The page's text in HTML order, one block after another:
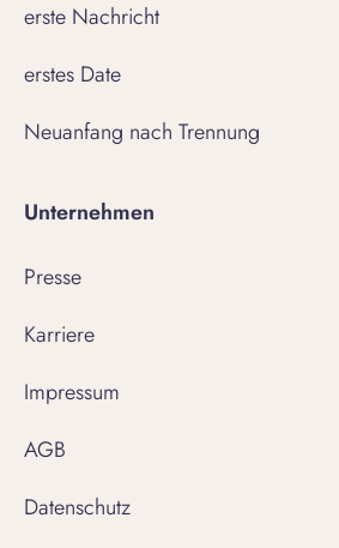
erste Nachricht
erstes Date
Neuanfang nach Trennung
Unternehmen
Presse
Karriere
Impressum
AGB
Datenschutz